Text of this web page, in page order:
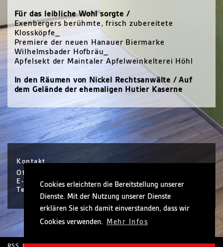
Cookies erleichtern die Bereitstellung unserer
Dienste. Mit der Nutzung unserer Dienste
erklären Sie sich damit einverstanden, dass wir
Cookies verwenden. Mehr Infos
Für das leibliche Wohl sorgte /
Exenbergers berühmte, frisch zubereitete
Klossköpfe_
Premiere der neuen Hanauer Biermarke
Wilhelmsbader Hofbräu_
Apfelsekt der Maintaler Apfelweinkelterei Höhl
In den Räumen von Nickel Rechtsanwälte / Auf
dem Gelände der ehemaligen Hutier Kaserne
Kontakt
Office Hanau / Sophie Scholl Platz 6 / Hanau
E-Mail info@nickel.de
Tel +49 (0)6181 30410-0